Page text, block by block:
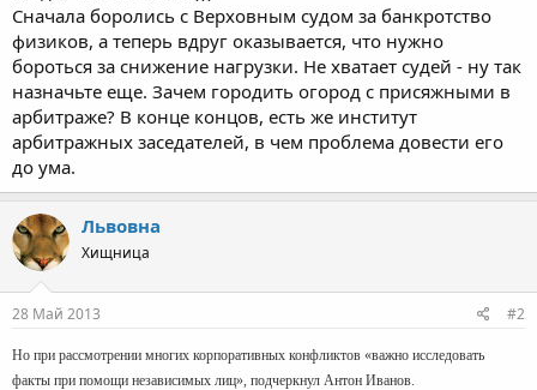
Сначала боролись с Верховным судом за банкротство
физиков, а теперь вдруг оказывается, что нужно
бороться за снижение нагрузки. Не хватает судей - ну так
назначьте еще. Зачем городить огород с присяжными в
арбитраже? В конце концов, есть же институт
арбитражных заседателей, в чем проблема довести его
до ума.
Львовна
Хищница
28 Май 2013 #2
Но при рассмотрении многих корпоративных конфликтов «важно исследовать
факты при помощи независимых лиц», подчеркнул Антон Иванов.